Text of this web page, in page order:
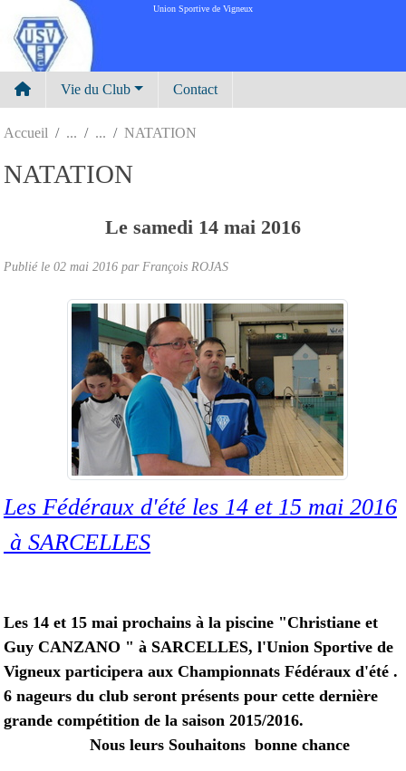
Union Sportive de Vigneux
Vie du Club Contact
Accueil NATATION
NATATION
Le samedi 14 mai 2016
Publié le 02 mai 2016 par François ROJAS
Les Fédéraux d'été les 14 et 15 mai 2016
à SARCELLES
Les 14 et 15 mai prochains à la piscine "Christiane et
Guy CANZANO " à SARCELLES, l'Union Sportive de
Vigneux participera aux Championnats Fédéraux d'été .
6 nageurs du club seront présents pour cette dernière
grande compétition de la saison 2015/2016.
Nous leurs Souhaitons bonne chance
Panneau de gestion des cookies